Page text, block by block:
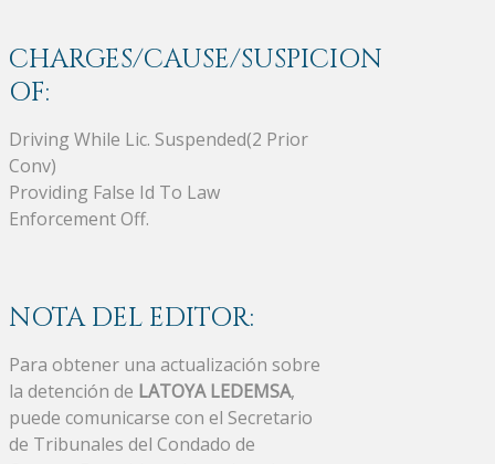
CHARGES/CAUSE/SUSPICION
OF:
Driving While Lic. Suspended(2 Prior
Conv)
Providing False Id To Law
Enforcement Off.
NOTA DEL EDITOR:
Para obtener una actualización sobre
la detención de LATOYA LEDEMSA,
puede comunicarse con el Secretario
de Tribunales del Condado de